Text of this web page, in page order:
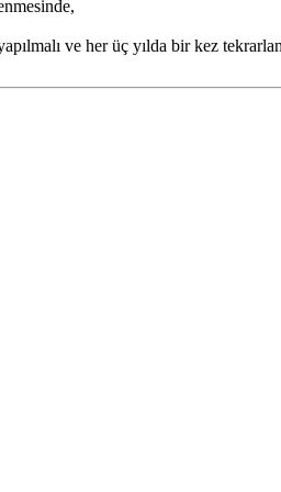
ve her üç yılda bir kez